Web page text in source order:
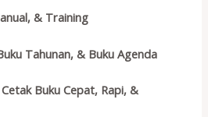
& Training
Tahunan, & Buku Agenda
Buku Cepat, Rapi, &